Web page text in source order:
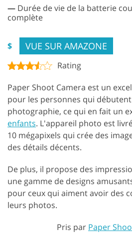
— Durée de vie de la batterie
complète
$ VUE SUR AMAZONE
Rating
Paper Shoot Camera est un
pour les personnes qui
photographie, ce qui en fait un
enfants. L'appareil photo est
10 mégapixels qui crée des
des détails décents.
De plus, il propose des
une gamme de designs
pour ceux qui aiment avoir des
leurs photos.
Pris par Paper